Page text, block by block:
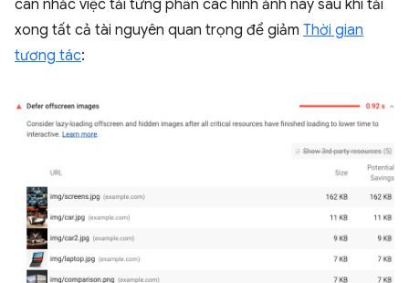
cân nhắc việc tải từng phần các hình ảnh này sau khi tải
xong tất cả tài nguyên quan trọng để giảm Thời gian
tương tác: